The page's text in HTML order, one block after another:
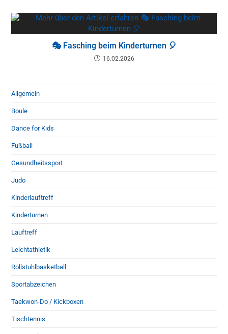
🎭 Fasching beim Kinderturnen 🎈
16.02.2026
Allgemein
Boule
Dance for Kids
Fußball
Gesundheitssport
Judo
Kinderlauftreff
Kinderturnen
Lauftreff
Leichtathletik
Rollstuhlbasketball
Sportabzeichen
Taekwon-Do / Kickboxen
Tischtennis